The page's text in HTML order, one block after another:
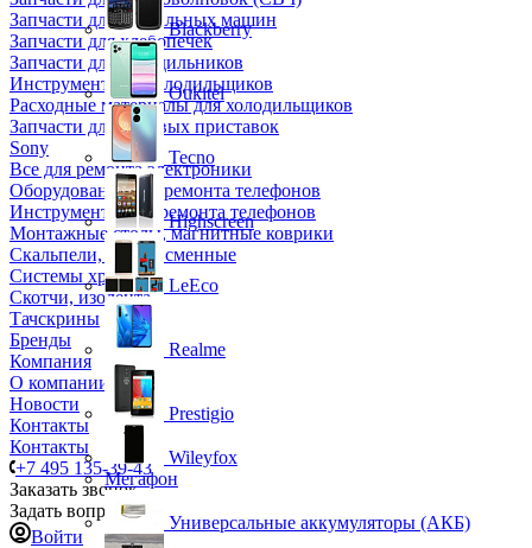
Запчасти для стиральных машин
Запчасти для хлебопечек
Запчасти для холодильников
Инструмент для холодильщиков
Расходные материалы для холодильщиков
Запчасти для игровых приставок
Sony
Все для ремонта электроники
Оборудование для ремонта телефонов
Инструменты для ремонта телефонов
Монтажные столы, магнитные коврики
Скальпели, лезвия сменные
Системы хранения
Скотчи, изолента
Тачскрины
Бренды
Компания
О компании
Новости
Контакты
Контакты
+7 495 135-39-43
Заказать звонок
Задать вопрос
Войти
Blackberry
Oukitel
Tecno
Highscreen
LeEco
Realme
Prestigio
Wileyfox
Мегафон
Универсальные аккумуляторы (АКБ)